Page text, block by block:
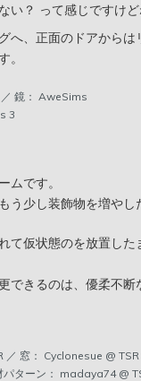
い？ って感じですけ
へ、正面のドアからは
。
鏡： AweSims
3
ムです。
う少し装飾物を増やし
て仮状態のを放置した
できるのは、優柔不断
／ 窓： Cyclonesue @ TSR
パターン： madaya74 @